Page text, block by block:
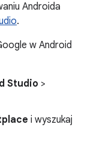
Androida
.
w Android
Studio >
i wyszukaj